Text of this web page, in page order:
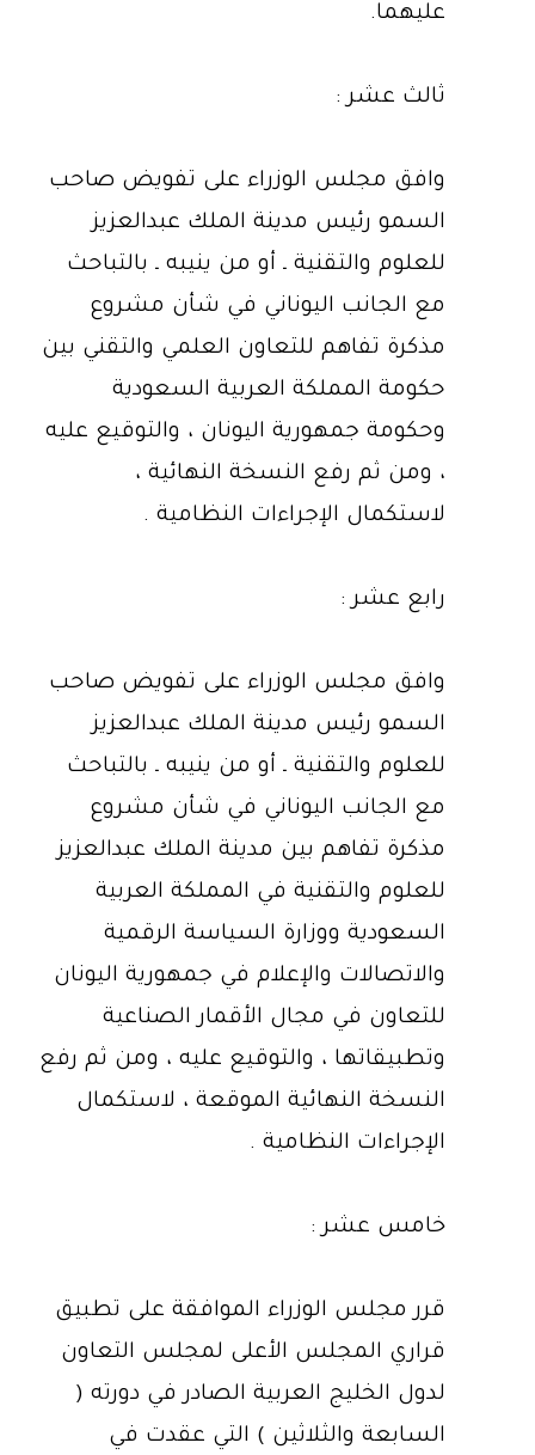
عليهما.
ثالث عشر :
وافق مجلس الوزراء على تفويض صاحب
السمو رئيس مدينة الملك عبدالعزيز
للعلوم والتقنية ـ أو من ينيبه ـ بالتباحث
مع الجانب اليوناني في شأن مشروع
مذكرة تفاهم للتعاون العلمي والتقني بين
حكومة المملكة العربية السعودية
وحكومة جمهورية اليونان ، والتوقيع عليه
، ومن ثم رفع النسخة النهائية ،
لاستكمال الإجراءات النظامية .
رابع عشر :
وافق مجلس الوزراء على تفويض صاحب
السمو رئيس مدينة الملك عبدالعزيز
للعلوم والتقنية ـ أو من ينيبه ـ بالتباحث
مع الجانب اليوناني في شأن مشروع
مذكرة تفاهم بين مدينة الملك عبدالعزيز
للعلوم والتقنية في المملكة العربية
السعودية ووزارة السياسة الرقمية
والاتصالات والإعلام في جمهورية اليونان
للتعاون في مجال الأقمار الصناعية
وتطبيقاتها ، والتوقيع عليه ، ومن ثم رفع
النسخة النهائية الموقعة ، لاستكمال
الإجراءات النظامية .
خامس عشر :
قرر مجلس الوزراء الموافقة على تطبيق
قراري المجلس الأعلى لمجلس التعاون
لدول الخليج العربية الصادر في دورته (
السابعة والثلاثين ) التي عقدت في